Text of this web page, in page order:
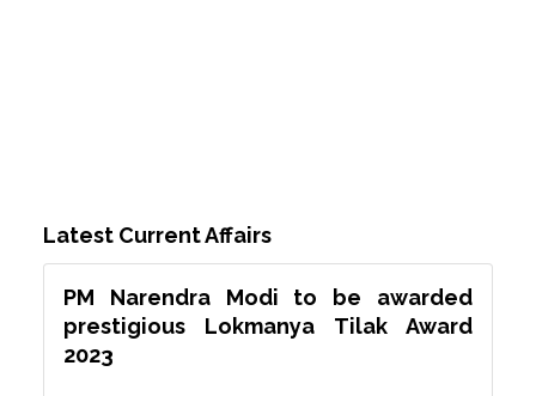
Latest Current Affairs
PM Narendra Modi to be awarded
prestigious Lokmanya Tilak Award
2023